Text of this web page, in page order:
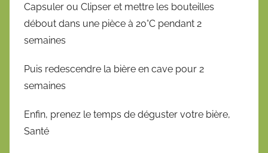
Capsuler ou Clipser et mettre les bouteilles
débout dans une pièce à 20°C pendant 2
semaines
Puis redescendre la bière en cave pour 2
semaines
Enfin, prenez le temps de déguster votre bière,
Santé